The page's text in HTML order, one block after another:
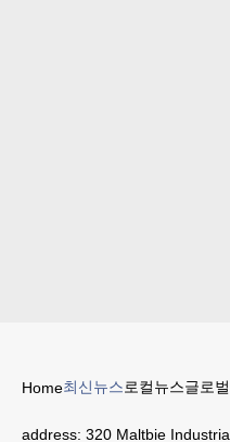
Home최신뉴스로컬뉴스글로
address: 320 Maltbie